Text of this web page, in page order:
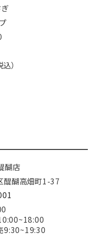
ぎ
）
醐店
醍醐高畑町1-37
9:30~19:30